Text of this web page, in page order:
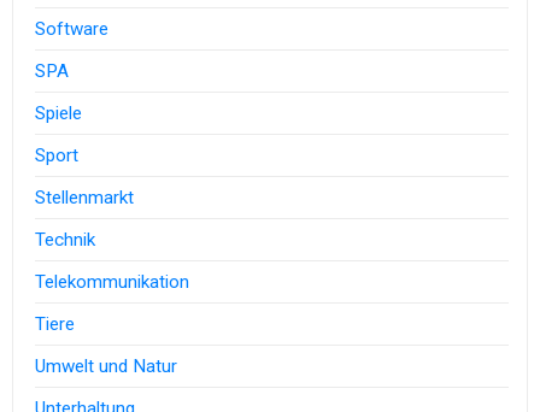
Software
SPA
Spiele
Sport
Stellenmarkt
Technik
Telekommunikation
Tiere
Umwelt und Natur